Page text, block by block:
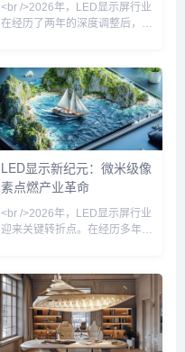
性逆
<br />2026年，LED显示屏行业
在经历了两年的深度调整后，呈
摄、以及商业地产的裸眼3D大
屏成为拉动增长的三驾马车。尤
其在文旅夜游和赛事经济带动
下，小间距及微间距产品的出货
量同比增幅显著。产业链上游的
芯片厂和封装厂稼动率回升至健
康水平，渠道库存回归良性。但
值得注意的是，复苏并非普惠
分化加剧，行业整体呈现出“总
量
LED显示新纪元：微米级像
素点燃产业革命
<br />2026年，LED显示屏行业
迎来关键转折点。在经历多年同
LED（微发光二极管）显示技术
从实验室走向量产线，成为今年
最耀眼的技术路线。与传统的
LCD和OLED不同，Micro LED
将LED芯片微缩至微米级，实现